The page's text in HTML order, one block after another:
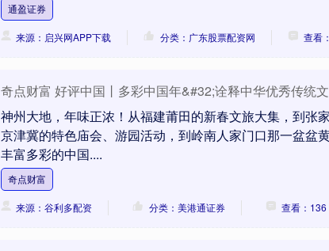
通盈证券
来源：启兴网APP下载 分类：广东股票配资网 查看
奇点财富 好评中国丨多彩中国年&#32;诠释中华优秀传统
神州大地，年味正浓！从福建莆田的新春文旅大集，到张
京津冀的特色庙会、游园活动，到岭南人家门口那一盆盆
丰富多彩的中国....
奇点财富
来源：谷利多配资 分类：美港通证券 查看：136